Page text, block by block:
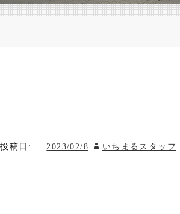
投稿日: 2023/02/8 いちまるスタッフ